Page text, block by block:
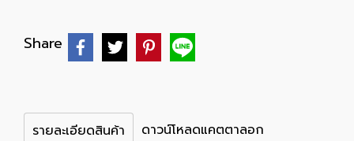
Share
รายละเอียดสินค้า ดาวน์โหลดแคตตาลอก